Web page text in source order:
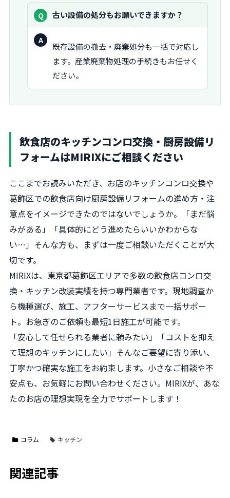
質
問：
古い設備の処分もお願いできますか？
答：
既存設備の撤去・廃棄処分も一括で対応し
ます。産業廃棄物処理の手続きもお任せく
ださい。
飲食店のキッチンコンロ交換・厨房設備リ
フォームはMIRIXにご相談ください
ここまでお読みいただき、お店のキッチンコンロ交換や
葛飾区での飲食店向け厨房設備リフォームの進め方・注
意点をイメージできたのではないでしょうか。「まだ悩
みがある」「具体的にどう進めたらいいかわからな
い…」そんな方も、まずは一度ご相談いただくことが大
切です。
MIRIXは、東京都葛飾区エリアで多数の飲食店コンロ交
換・キッチン改装実績を持つ専門業者です。現地調査か
ら機種選び、施工、アフターサービスまで一括サポー
ト。お急ぎのご依頼も最短1日施工が可能です。
「安心して任せられる業者に頼みたい」「コストを抑え
て理想のキッチンにしたい」そんなご要望に寄り添い、
丁寧かつ確実な施工をお約束します。小さなご相談や不
安点も、お気軽にお問い合わせください。MIRIXが、あな
たのお店の理想実現を全力でサポートします！
コラム キッチン
関連記事